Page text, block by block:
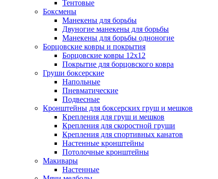
Тентовые
Боксмены
Манекены для борьбы
Двуногие манекены для борьбы
Манекены для борьбы одноногие
Борцовские ковры и покрытия
Борцовские ковры 12х12
Покрытие для борцовского ковра
Груши боксерские
Напольные
Пневматические
Подвесные
Кронштейны для боксерских груш и мешков
Крепления для груш и мешков
Крепления для скоростной груши
Крепления для спортивных канатов
Настенные кронштейны
Потолочные кронштейны
Макивары
Настенные